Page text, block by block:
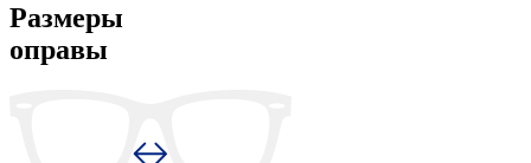
Размеры
оправы